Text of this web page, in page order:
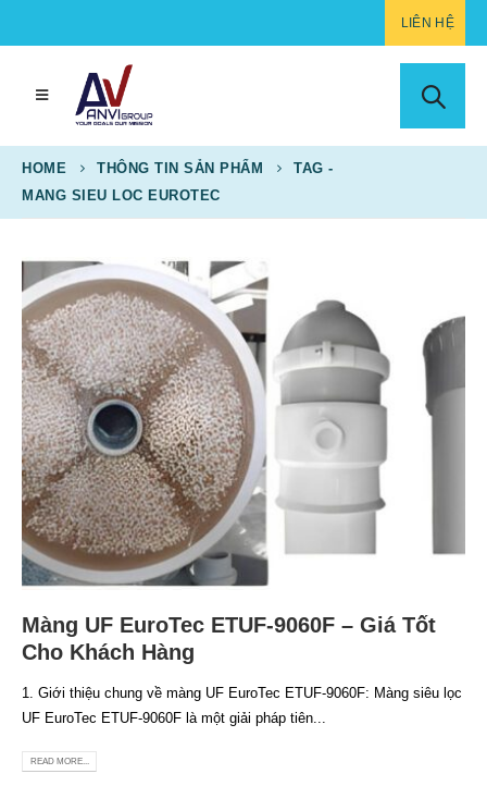
LIÊN HỆ
HOME THÔNG TIN SẢN PHẨM
TAG -
MANG SIEU LOC EUROTEC
Màng UF EuroTec ETUF-9060F – Giá Tốt
Cho Khách Hàng
1. Giới thiệu chung về màng UF EuroTec ETUF-9060F: Màng siêu lọc
UF EuroTec ETUF-9060F là một giải pháp tiên...
READ MORE...